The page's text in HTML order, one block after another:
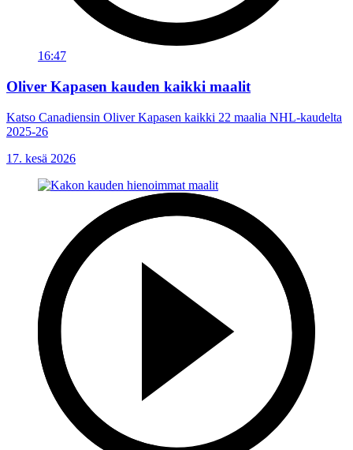
16:47
Oliver Kapasen kauden kaikki maalit
Katso Canadiensin Oliver Kapasen kaikki 22 maalia NHL-kaudelta
2025-26
17. kesä 2026